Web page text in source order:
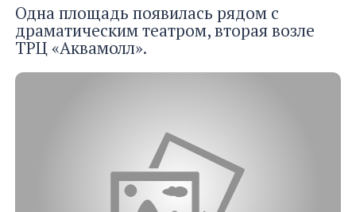
Одна площадь появилась рядом с
драматическим театром, вторая возле
ТРЦ «Аквамолл».